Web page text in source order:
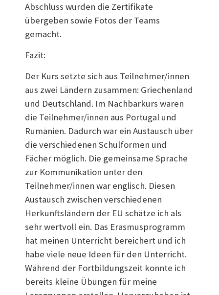
Abschluss wurden die Zertifikate
übergeben sowie Fotos der Teams
gemacht.
Fazit:
Der Kurs setzte sich aus Teilnehmer/innen
aus zwei Ländern zusammen: Griechenland
und Deutschland. Im Nachbarkurs waren
die Teilnehmer/innen aus Portugal und
Rumänien. Dadurch war ein Austausch über
die verschiedenen Schulformen und
Fächer möglich. Die gemeinsame Sprache
zur Kommunikation unter den
Teilnehmer/innen war englisch. Diesen
Austausch zwischen verschiedenen
Herkunftsländern der EU schätze ich als
sehr wertvoll ein. Das Erasmusprogramm
hat meinen Unterricht bereichert und ich
habe viele neue Ideen für den Unterricht.
Während der Fortbildungszeit konnte ich
bereits kleine Übungen für meine